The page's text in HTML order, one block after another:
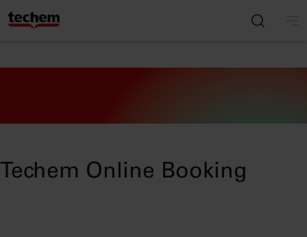
Techem Online Booking